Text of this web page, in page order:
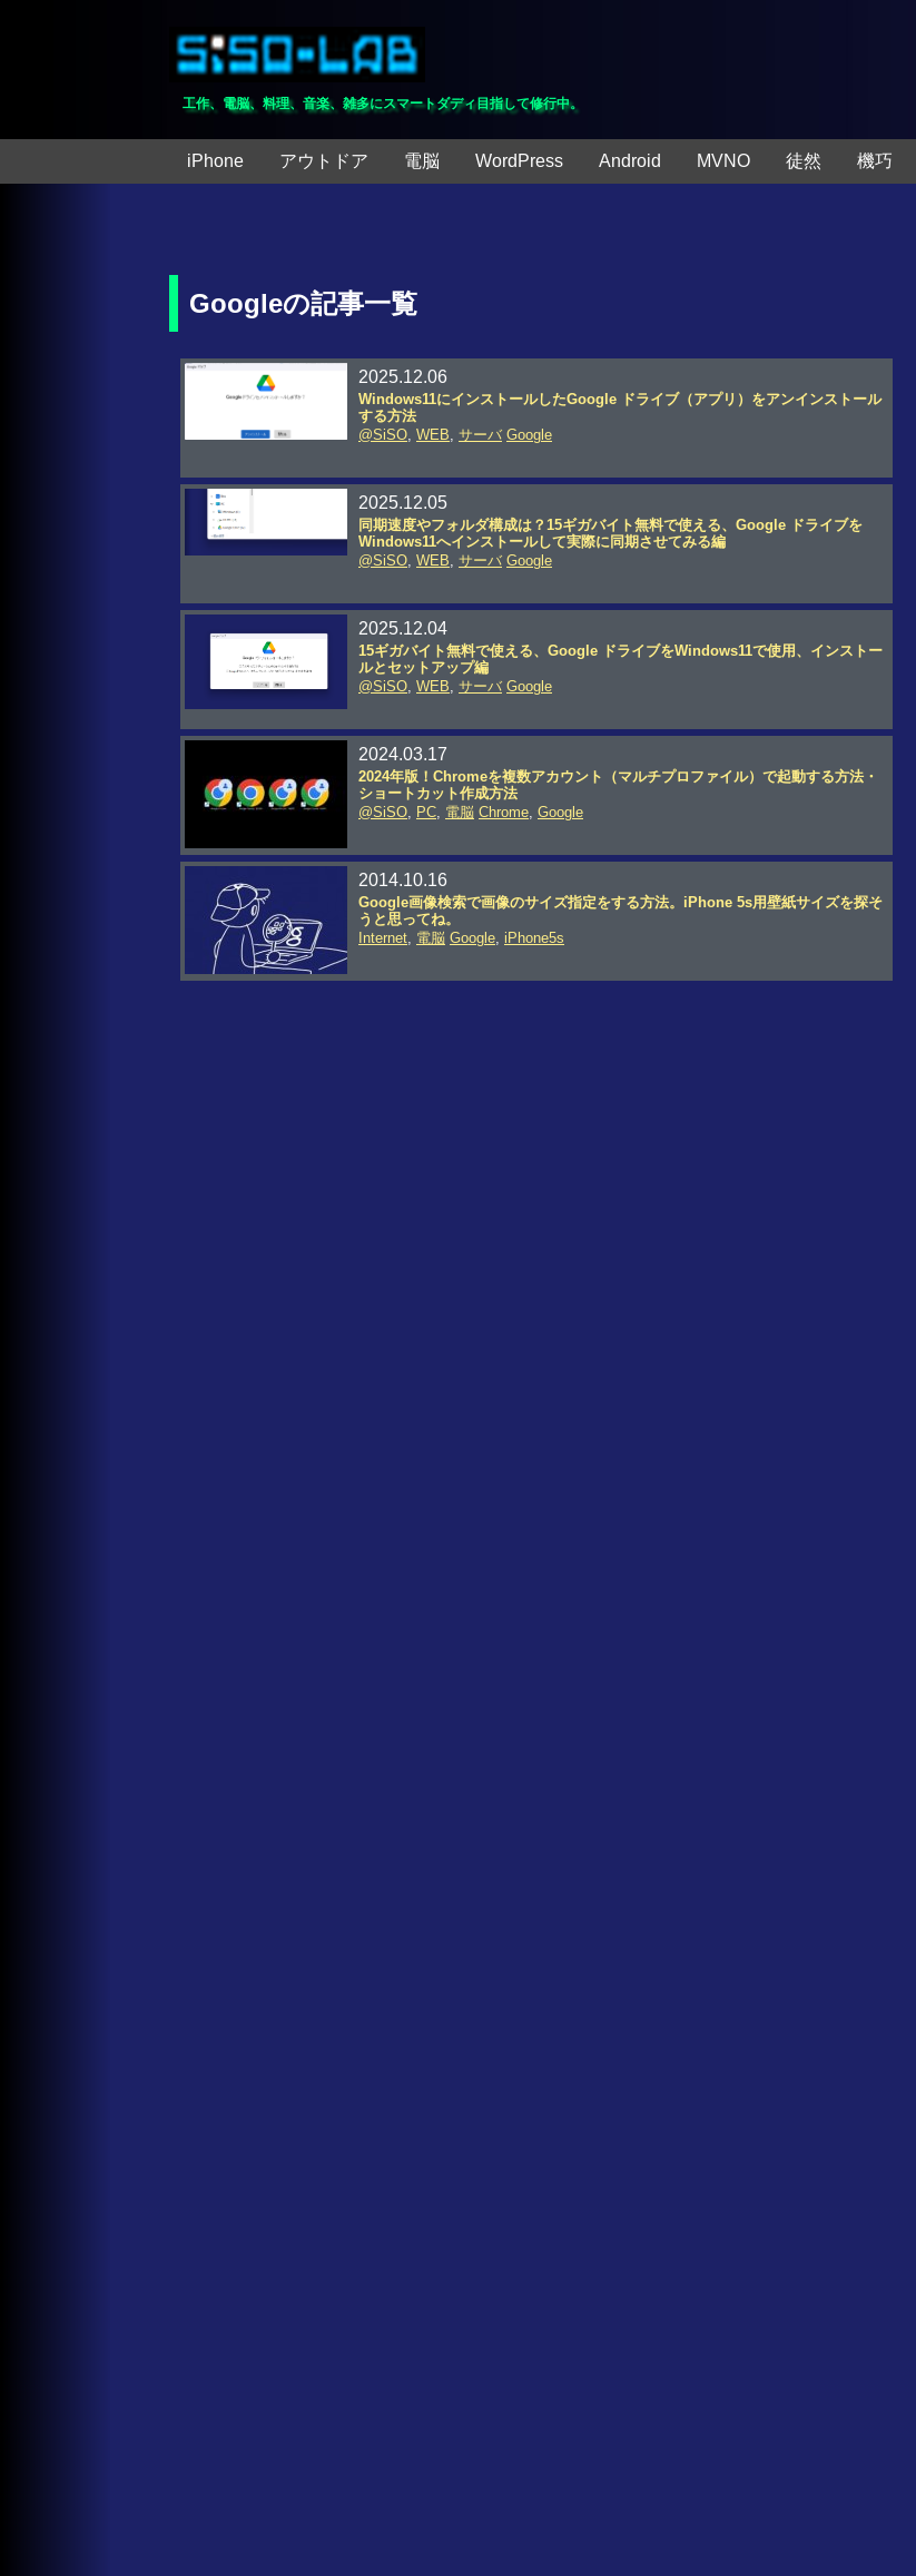
工作、電脳、料理、音楽、雑多にスマートダディ目指して修行中。
iPhone アウトドア 電脳 WordPress Android MVNO 徒然 機巧
Googleの記事一覧
2025.12.06
Windows11にインストールしたGoogle ドライブ（アプリ）をアンインストール
する方法
@SiSO, WEB, サーバ Google
2025.12.05
同期速度やフォルダ構成は？15ギガバイト無料で使える、Google ドライブを
Windows11へインストールして実際に同期させてみる編
@SiSO, WEB, サーバ Google
2025.12.04
15ギガバイト無料で使える、Google ドライブをWindows11で使用、インストー
ルとセットアップ編
@SiSO, WEB, サーバ Google
2024.03.17
2024年版！Chromeを複数アカウント（マルチプロファイル）で起動する方法・
ショートカット作成方法
@SiSO, PC, 電脳 Chrome, Google
2014.10.16
Google画像検索で画像のサイズ指定をする方法。iPhone 5s用壁紙サイズを探そ
うと思ってね。
Internet, 電脳 Google, iPhone5s